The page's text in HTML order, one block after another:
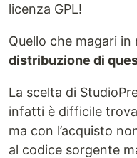
licenza GPL!
Quello che magari
distribuzione di
La scelta di
infatti è difficile
ma con l’acquisto
al codice sorgente